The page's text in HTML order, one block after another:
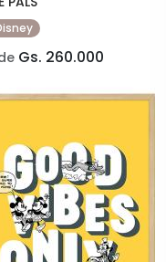
Gs. 260.000